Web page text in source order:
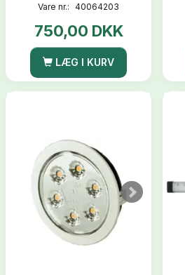
Vare nr.: 40064203
750,00 DKK
LÆG I KURV